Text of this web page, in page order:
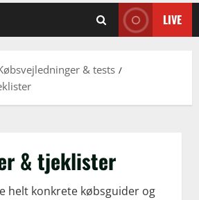
LIVE
& tests
& tjeklister
helt konkrete købsguider og